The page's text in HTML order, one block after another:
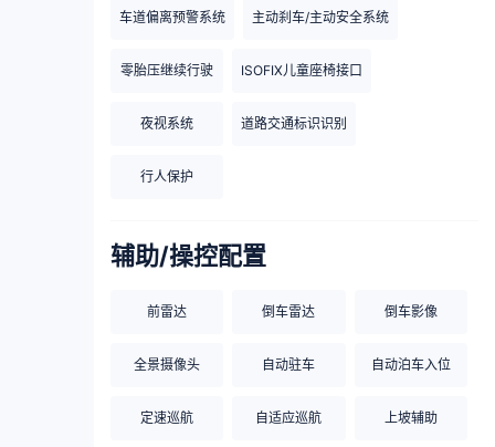
车道偏离预警系统 主动刹车/主动安全系统
零胎压继续行驶 ISOFIX儿童座椅接口
夜视系统 道路交通标识识别
行人保护
辅助/操控配置
前雷达 倒车雷达 倒车影像
全景摄像头 自动驻车 自动泊车入位
定速巡航 自适应巡航 上坡辅助